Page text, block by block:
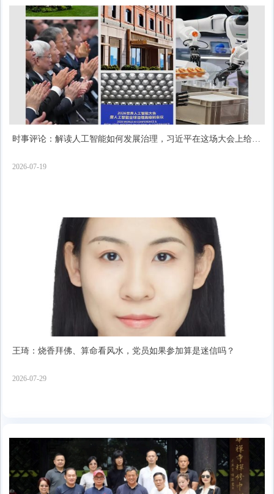
时事评论：解读人工智能如何发展治理，习近平在这场大会上给出
2026-07-19
王琦：烧香拜佛、算命看风水，党员如果参加算是迷信吗？
2026-07-29